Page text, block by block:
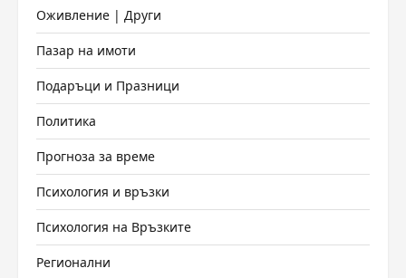
Оживление | Други
Пазар на имоти
Подаръци и Празници
Политика
Прогноза за време
Психология и връзки
Психология на Връзките
Регионални